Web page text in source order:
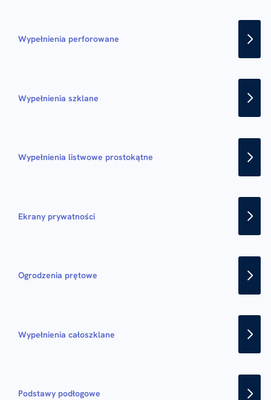
Wypełnienia perforowane
Wypełnienia szklane
Wypełnienia listwowe prostokątne
Ekrany prywatności
Ogrodzenia prętowe
Podstawy podłogowe
Wypełnienia całoszklane